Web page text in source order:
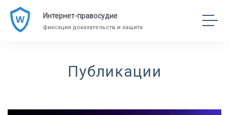
Интернет-правосудие
фиксация доказательств и защита
Публикации